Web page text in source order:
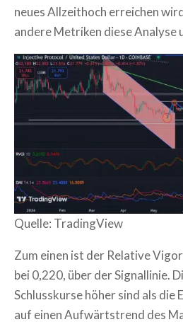
neues Allzeithoch erreichen
andere Metriken diese Analyse
Quelle: TradingView
Zum einen ist der Relative
bei 0,220, über der Signallinie.
Schlusskurse höher sind als die
auf einen Aufwärtstrend des